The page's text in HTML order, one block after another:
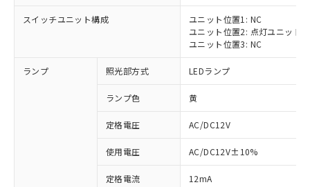
スイッチユニット構成
ユニット位置1: NC
ユニット位置2: 点灯ユニット
ユニット位置3: NC
ランプ 照光部方式 LEDランプ
ランプ色 黄
定格電圧 AC/DC12V
使用電圧 AC/DC12V±10%
定格電流 12mA
※1 対応状況
対応済み：EU RoHS指令（10物質）の